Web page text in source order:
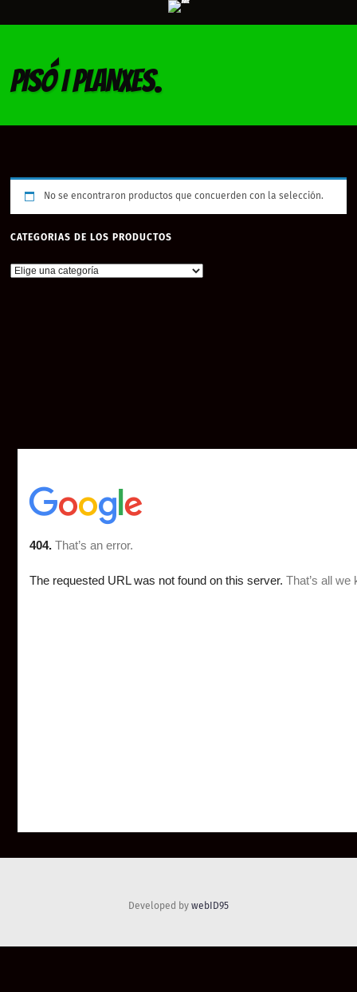
PISÓ I PLANXES.
No se encontraron productos que concuerden con la selección.
CATEGORIAS DE LOS PRODUCTOS
Developed by webID95